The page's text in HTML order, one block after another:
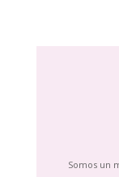
Somos un